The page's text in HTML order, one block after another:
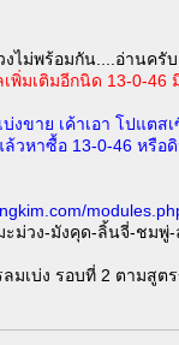
ไม่พร้อมกัน....อ่านครับ
พิ่มเติมอีกนิด 13-0-
งขาย เค้าเอา โปแต
ล้วหาซื้อ 13-0-46 หรือ
ะม่วง-มังคุด-ลิ้นจี่-ชมพู่-
มเบ่ง รอบที่ 2 ตามสูต